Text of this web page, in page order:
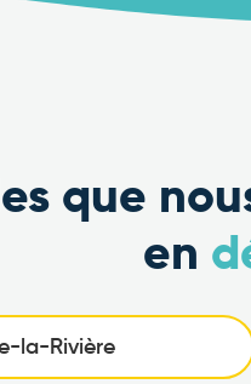
que
en
la-Rivière